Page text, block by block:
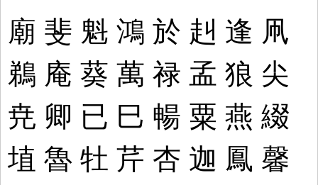
廟 斐 魁 鴻 於 赳 逢 凧
鵜 庵 葵 萬 禄 孟 狼 尖
尭 卿 已 巳 暢 粟 燕 綴
埴 魯 牡 芹 杏 迦 鳳 馨